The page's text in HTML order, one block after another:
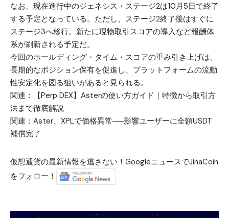
なお、現在進行中のジェネシス・ステージ2は10月5日で終了
する予定となっている。ただし、ステージ2終了後はすぐに
ステージ3へ移行。新たに現物取引スコアの導入など報酬体
系が刷新される予定だ。
今回のホールディング・タイム・スコアの重み引き上げは、
長期的なポジション保有を促進し、プラットフォームの流動
性安定化を図る狙いがあると見られる。
関連：
【Perp DEX】Asterの使い方ガイド｜特徴から取引方
法まで徹底解説
関連： Aster、XPLで価格異常──影響ユーザーに全額USDT
補償完了
仮想通貨の最新情報を逃さない！GoogleニュースでJinaCoin
をフォロー！